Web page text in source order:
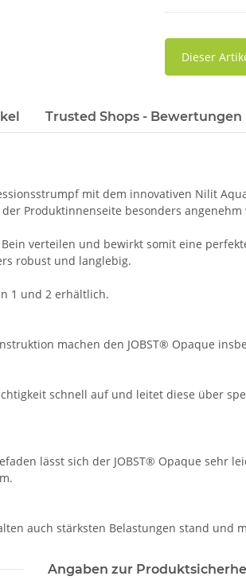
x
Dieser
Trusted Shops - Bewertungen
mit dem innovativen Nilit
Produktinnenseite besonders angenehm
verteilen und bewirkt somit eine
robust und langlebig.
1 und 2 erhältlich.
machen den JOBST® Opaque
schnell auf und leitet diese über
lässt sich der JOBST® Opaque sehr
auch stärksten Belastungen stand und
Angaben zur